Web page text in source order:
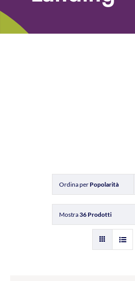
Fundraising Academy
Ordina per Popolarità
Mostra36 Prodotti